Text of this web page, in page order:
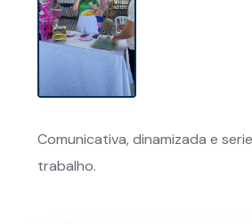
Comunicativa, dinamizada e
trabalho.